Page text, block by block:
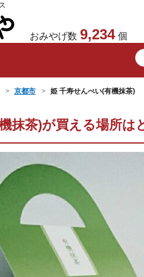
おみやげ数 9,234 個
京都市 姫 千寿せんべい(有機抹茶)
抹茶)が買える場所は